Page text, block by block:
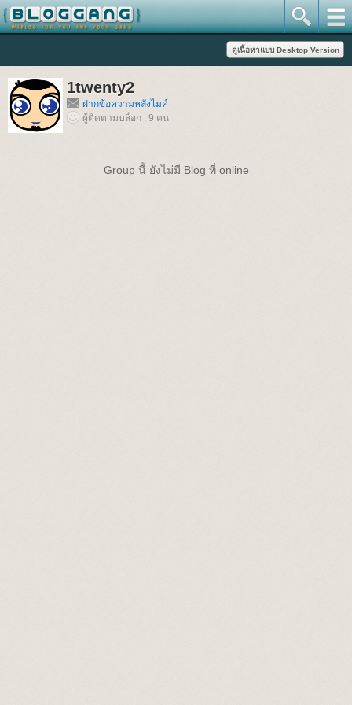
1twenty2
ฝากข้อความหลังไมค์
ผู้ติดตามบล็อก : 9 คน
Group นี้ ยังไม่มี Blog ที่ online